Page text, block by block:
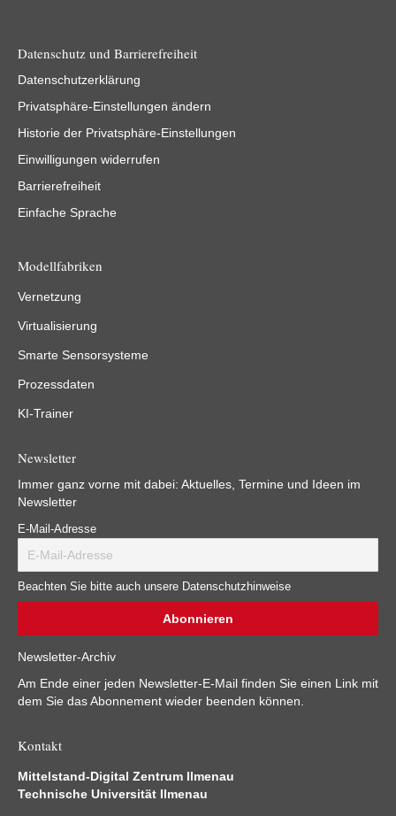
Datenschutz und Barrierefreiheit
Datenschutzerklärung
Privatsphäre-Einstellungen ändern
Historie der Privatsphäre-Einstellungen
Einwilligungen widerrufen
Barrierefreiheit
Einfache Sprache
Modellfabriken
Vernetzung
Virtualisierung
Smarte Sensorsysteme
Prozessdaten
KI-Trainer
Newsletter
Immer ganz vorne mit dabei: Aktuelles, Termine und Ideen im
Newsletter
E-Mail-Adresse
Beachten Sie bitte auch unsere Datenschutzhinweise
Newsletter-Archiv
Am Ende einer jeden Newsletter-E-Mail finden Sie einen Link mit
dem Sie das Abonnement wieder beenden können.
Kontakt
Mittelstand-Digital Zentrum Ilmenau
Technische Universität Ilmenau